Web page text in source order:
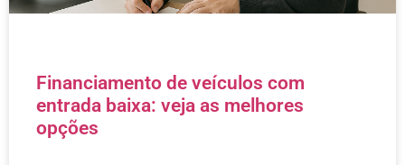
Financiamento de veículos com
entrada baixa: veja as melhores
opções